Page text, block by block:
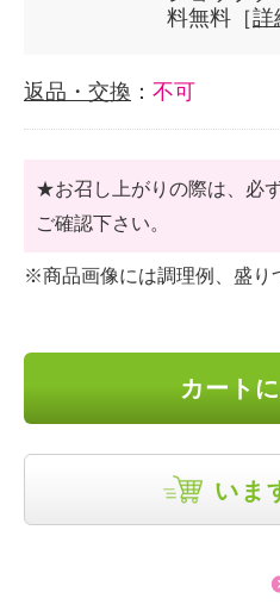
料無料［詳
返品・交換 ： 不可
★お召し上がりの際は、必
ご確認下さい。
※商品画像には調理例、盛り
カート
いま